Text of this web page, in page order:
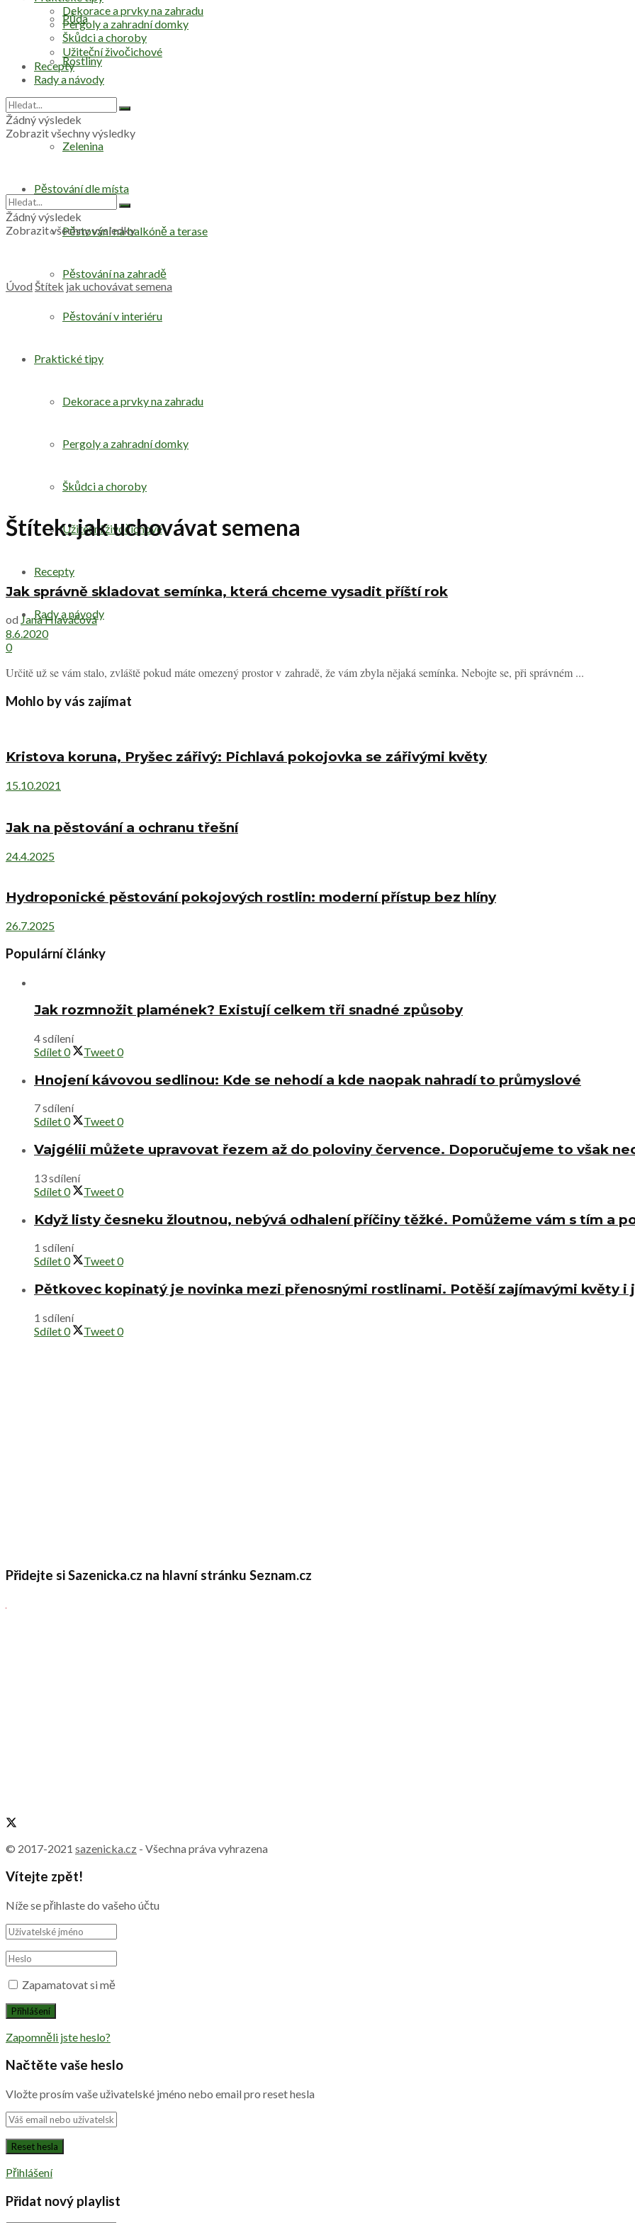
Půda
Rostliny
Zelenina
Pěstování dle místa
Pěstování na balkóně a terase
Pěstování na zahradě
Pěstování v interiéru
Praktické tipy
Dekorace a prvky na zahradu
Pergoly a zahradní domky
Škůdci a choroby
Užiteční živočichové
Recepty
Rady a návody
Dekorace a prvky na zahradu
Pergoly a zahradní domky
Škůdci a choroby
Užiteční živočichové
Recepty
Rady a návody
Žádný výsledek
Zobrazit všechny výsledky
Žádný výsledek
Zobrazit všechny výsledky
Úvod Štítek jak uchovávat semena
Štítek:jak uchovávat semena
Jak správně skladovat semínka, která chceme vysadit příští rok
od Jana Hlaváčová
8.6.2020
0
Určitě už se vám stalo, zvláště pokud máte omezený prostor v zahradě, že vám zbyla nějaká semínka. Nebojte se, při správném ...
Mohlo by vás zajímat
Kristova koruna, Pryšec zářivý: Pichlavá pokojovka se zářivými květy
15.10.2021
Jak na pěstování a ochranu třešní
24.4.2025
Hydroponické pěstování pokojových rostlin: moderní přístup bez hlíny
26.7.2025
Populární články
Jak rozmnožit plamének? Existují celkem tři snadné způsoby
4 sdílení
Sdílet0 Tweet0
Hnojení kávovou sedlinou: Kde se nehodí a kde naopak nahradí to průmyslové
7 sdílení
Sdílet0 Tweet0
Vajgélii můžete upravovat řezem až do poloviny července. Doporučujeme to však
13 sdílení
Sdílet0 Tweet0
Když listy česneku žloutnou, nebývá odhalení příčiny těžké. Pomůžeme vám s tím a
1 sdílení
Sdílet0 Tweet0
Pětkovec kopinatý je novinka mezi přenosnými rostlinami. Potěší zajímavými květy i
1 sdílení
Sdílet0 Tweet0
Přidejte si Sazenicka.cz na hlavní stránku Seznam.cz
© 2017-2021 sazenicka.cz - Všechna práva vyhrazena
Vítejte zpět!
Níže se přihlaste do vašeho účtu
Zapamatovat si mě
Zapomněli jste heslo?
Načtěte vaše heslo
Vložte prosím vaše uživatelské jméno nebo email pro reset hesla
Přihlášení
Přidat nový playlist